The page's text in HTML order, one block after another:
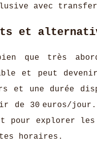
avec
et
que très
et peut
et une durée
de 30 euros/
pour explorer
horaires.